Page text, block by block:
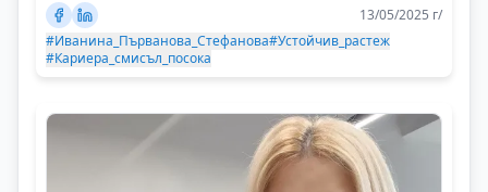
13/05/2025 г/
#Иванина_Първанова_Стефанова#Устойчив_растеж
#Кариера_смисъл_посока